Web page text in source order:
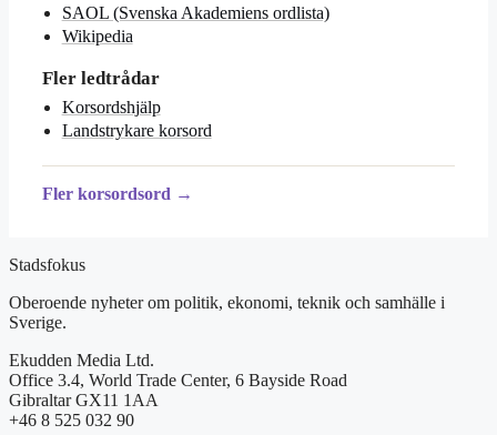
SAOL (Svenska Akademiens ordlista)
Wikipedia
Fler ledtrådar
Korsordshjälp
Landstrykare korsord
Fler korsordsord →
Stadsfokus
Oberoende nyheter om politik, ekonomi, teknik och samhälle i
Sverige.
Ekudden Media Ltd.
Office 3.4, World Trade Center, 6 Bayside Road
Gibraltar GX11 1AA
+46 8 525 032 90